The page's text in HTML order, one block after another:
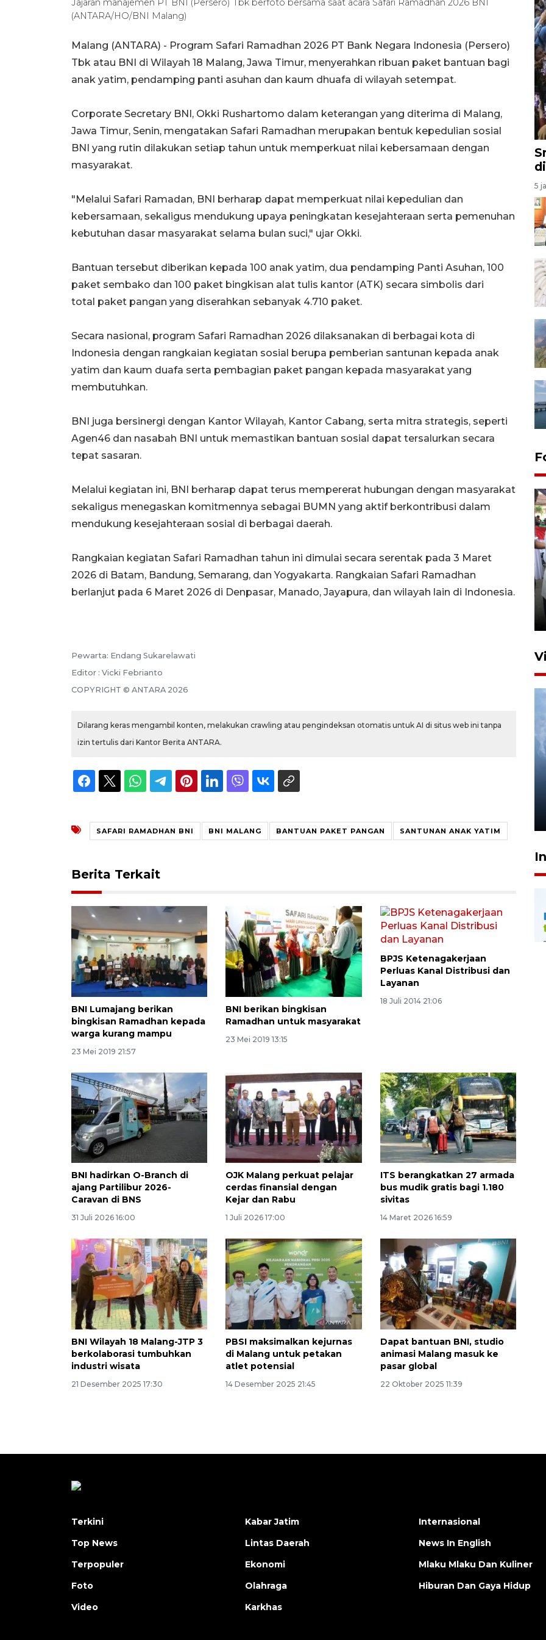
Jajaran manajemen PT BNI (Persero) Tbk berfoto bersama saat acara Safari Ramadhan 2026 BNI
(ANTARA/HO/BNI Malang)
Malang (ANTARA) - Program Safari Ramadhan 2026 PT Bank Negara Indonesia (Persero)
Tbk atau BNI di Wilayah 18 Malang, Jawa Timur, menyerahkan ribuan paket bantuan bagi
anak yatim, pendamping panti asuhan dan kaum dhuafa di wilayah setempat.
Corporate Secretary BNI, Okki Rushartomo dalam keterangan yang diterima di Malang,
Jawa Timur, Senin, mengatakan Safari Ramadhan merupakan bentuk kepedulian sosial
BNI yang rutin dilakukan setiap tahun untuk memperkuat nilai kebersamaan dengan
masyarakat.
"Melalui Safari Ramadan, BNI berharap dapat memperkuat nilai kepedulian dan
kebersamaan, sekaligus mendukung upaya peningkatan kesejahteraan serta pemenuhan
kebutuhan dasar masyarakat selama bulan suci," ujar Okki.
Bantuan tersebut diberikan kepada 100 anak yatim, dua pendamping Panti Asuhan, 100
paket sembako dan 100 paket bingkisan alat tulis kantor (ATK) secara simbolis dari
total paket pangan yang diserahkan sebanyak 4.710 paket.
Secara nasional, program Safari Ramadhan 2026 dilaksanakan di berbagai kota di
Indonesia dengan rangkaian kegiatan sosial berupa pemberian santunan kepada anak
yatim dan kaum duafa serta pembagian paket pangan kepada masyarakat yang
membutuhkan.
BNI juga bersinergi dengan Kantor Wilayah, Kantor Cabang, serta mitra strategis, seperti
Agen46 dan nasabah BNI untuk memastikan bantuan sosial dapat tersalurkan secara
tepat sasaran.
Melalui kegiatan ini, BNI berharap dapat terus mempererat hubungan dengan masyarakat
sekaligus menegaskan komitmennya sebagai BUMN yang aktif berkontribusi dalam
mendukung kesejahteraan sosial di berbagai daerah.
Rangkaian kegiatan Safari Ramadhan tahun ini dimulai secara serentak pada 3 Maret
2026 di Batam, Bandung, Semarang, dan Yogyakarta. Rangkaian Safari Ramadhan
berlanjut pada 6 Maret 2026 di Denpasar, Manado, Jayapura, dan wilayah lain di Indonesia.
Pewarta: Endang Sukarelawati
Editor : Vicki Febrianto
COPYRIGHT © ANTARA 2026
Dilarang keras mengambil konten, melakukan crawling atau pengindeksan otomatis untuk AI di situs web ini tanpa
izin tertulis dari Kantor Berita ANTARA.
SAFARI RAMADHAN BNI BNI MALANG BANTUAN PAKET PANGAN SANTUNAN ANAK YATIM
Berita Terkait
BNI Lumajang berikan
bingkisan Ramadhan kepada
warga kurang mampu
23 Mei 2019 21:57
BNI berikan bingkisan
Ramadhan untuk masyarakat
23 Mei 2019 13:15
BPJS Ketenagakerjaan
Perluas Kanal Distribusi dan
Layanan
18 Juli 2014 21:06
BNI hadirkan O-Branch di
ajang Partilibur 2026-
Caravan di BNS
31 Juli 2026 16:00
OJK Malang perkuat pelajar
cerdas finansial dengan
Kejar dan Rabu
1 Juli 2026 17:00
ITS berangkatkan 27 armada
bus mudik gratis bagi 1.180
sivitas
14 Maret 2026 16:59
BNI Wilayah 18 Malang-JTP 3
berkolaborasi tumbuhkan
industri wisata
21 Desember 2025 17:30
PBSI maksimalkan kejurnas
di Malang untuk petakan
atlet potensial
14 Desember 2025 21:45
Dapat bantuan BNI, studio
animasi Malang masuk ke
pasar global
22 Oktober 2025 11:39
5
Pameran multiproduk
Surabaya Great Expo
jalanan Jakarta
2026-08-05 18:00:00
Terkini
Top News
Terpopuler
Foto
Video
Kabar Jatim
Lintas Daerah
Ekonomi
Olahraga
Karkhas
Internasional
News In English
Mlaku Mlaku Dan Kuliner
Hiburan Dan Gaya Hidup